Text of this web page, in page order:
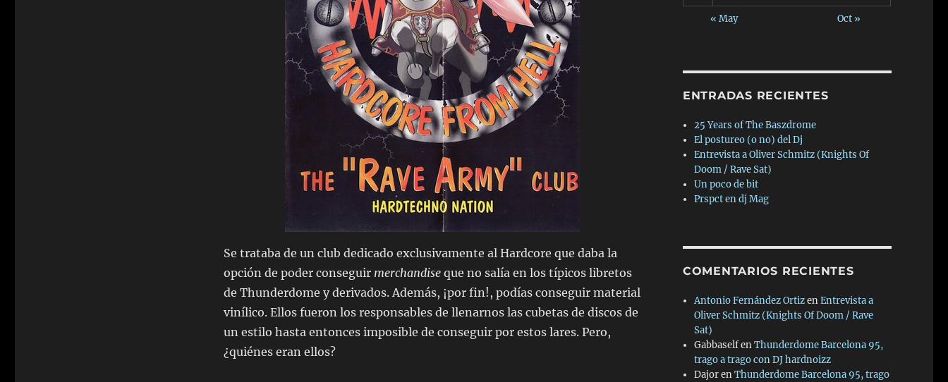
Se trataba de un club dedicado exclusivamente al Hardcore que daba la
opción de poder conseguir merchandiseque no salía en los típicos libretos
de Thunderdome y derivados. Además, ¡por fin!, podías conseguir material
vinílico. Ellos fueron los responsables de llenarnos las cubetas de discos de
un estilo hasta entonces imposible de conseguir por estos lares. Pero,
¿quiénes eran ellos?
« May Oct »
ENTRADAS RECIENTES
25 Years of The Baszdrome
El postureo (o no) del Dj
Entrevista a Oliver Schmitz (Knights Of
Doom / Rave Sat)
Un poco de bit
Prspct en dj Mag
COMENTARIOS RECIENTES
Antonio Fernández OrtizenEntrevista a
Oliver Schmitz (Knights Of Doom / Rave
Sat)
GabbaselfenThunderdome Barcelona 95,
trago a trago con DJ hardnoizz
DajorenThunderdome Barcelona 95, trago